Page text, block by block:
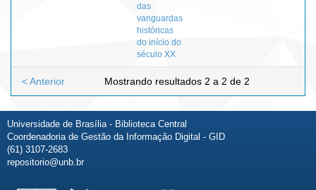
das
vanguardas
históricas
do início do
século XX
Mostrando resultados 2 a 2 de 2
< Anterior
Universidade de Brasília - Biblioteca Central
Coordenadoria de Gestão da Informação Digital - GID
(61) 3107-2683
repositorio@unb.br